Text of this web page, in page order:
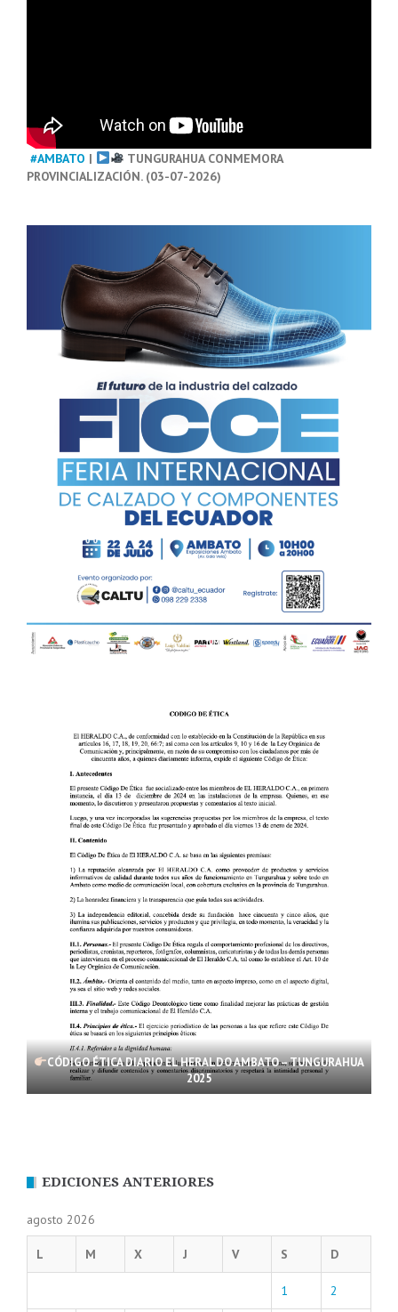
#AMBATO |
TUNGURAHUA CONMEMORA
PROVINCIALIZACIÓN. (03-07-2026)
CÓDIGO ÉTICA DIARIO EL HERALDO AMBATO – TUNGURAHUA
2025
EDICIONES ANTERIORES
agosto 2026
L M X J V S D
1 2